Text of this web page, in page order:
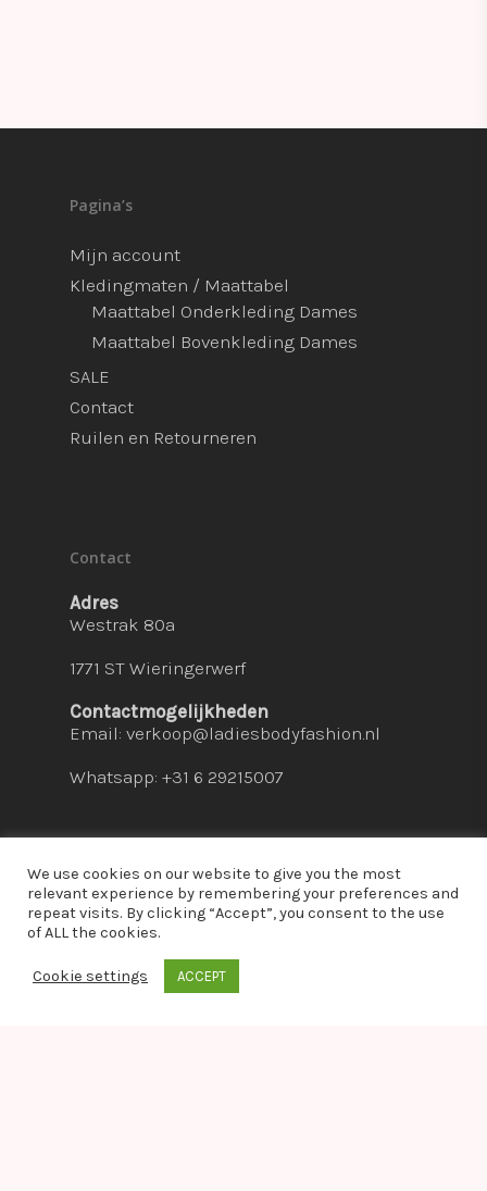
Pagina’s
Mijn account
Kledingmaten / Maattabel
Maattabel Onderkleding Dames
Maattabel Bovenkleding Dames
SALE
Contact
Ruilen en Retourneren
Contact
Adres
Westrak 80a
1771 ST Wieringerwerf
Contactmogelijkheden
Email: verkoop@ladiesbodyfashion.nl
Whatsapp: +31 6 29215007
© 2026 Ladies Bodyfashion. hosted by:
We use cookies on our website to give you the most
relevant experience by remembering your preferences and
repeat visits. By clicking “Accept”, you consent to the use
of ALL the cookies.
Cookie settings ACCEPT